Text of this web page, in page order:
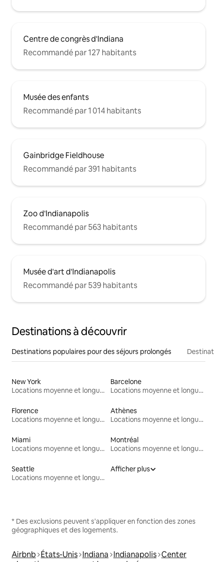
Centre de congrès d'Indiana
Recommandé par 127 habitants
Musée des enfants
Recommandé par 1 014 habitants
Gainbridge Fieldhouse
Recommandé par 391 habitants
Zoo d'Indianapolis
Recommandé par 563 habitants
Musée d'art d'Indianapolis
Recommandé par 539 habitants
Destinations à découvrir
Destinations populaires pour des séjours prolongés
New York
Locations moyenne et longue durée
Barcelone
Locations moyenne et longue durée
Florence
Locations moyenne et longue durée
Athènes
Locations moyenne et longue durée
Miami
Locations moyenne et longue durée
Montréal
Locations moyenne et longue durée
Seattle
Locations moyenne et longue durée
Afficher plus
* Des exclusions peuvent s'appliquer en fonction des zones
géographiques et des logements.
Airbnb États-Unis Indiana Indianapolis Center